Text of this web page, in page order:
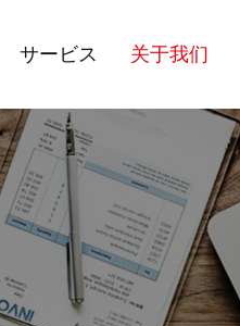
サービス 关于我们